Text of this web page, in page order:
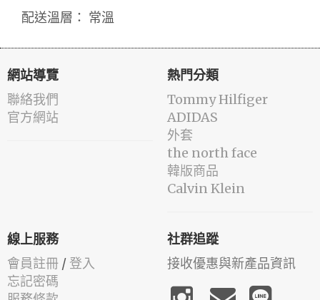
配送溫層： 常溫
網站導覽
聯絡我們
官方網站
熱門分類
Tommy Hilfiger
ADIDAS
外套
the north face
韓版商品
Calvin Klein
線上服務
會員註冊 / 登入
忘記密碼
社群追蹤
接收優惠與新產品資訊